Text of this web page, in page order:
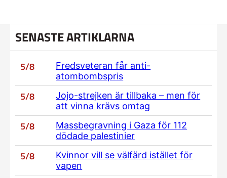
SENASTE ARTIKLARNA
5/8
Fredsveteran får anti-
atombombspris
5/8
Jojo-strejken är tillbaka – men för
att vinna krävs omtag
5/8
Massbegravning i Gaza för 112
dödade palestinier
5/8
Kvinnor vill se välfärd istället för
vapen